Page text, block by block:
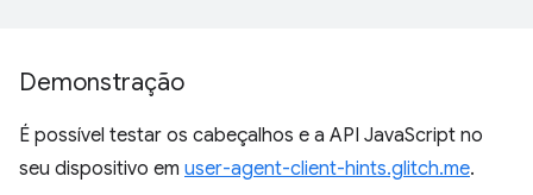
Demonstração
É possível testar os cabeçalhos e a API JavaScript no
seu dispositivo em user-agent-client-hints.glitch.me.